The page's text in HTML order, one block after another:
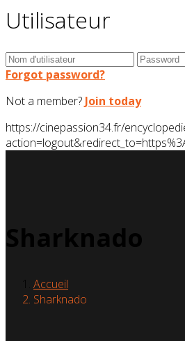
Utilisateur
Forgot password?
Not a member? Join today
https://cinepassion34.fr/
Sharknado
Accueil
Sharknado